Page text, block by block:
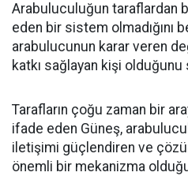
Arabuluculuğun taraflardan
eden bir sistem olmadığını
arabulucunun karar veren
katkı sağlayan kişi olduğunu
Tarafların çoğu zaman bir
ifade eden Güneş,
iletişimi güçlendiren ve
önemli bir mekanizma